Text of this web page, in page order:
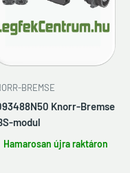
BREMSE
Knorr-Bremse
modul
Hamarosan újra raktáron